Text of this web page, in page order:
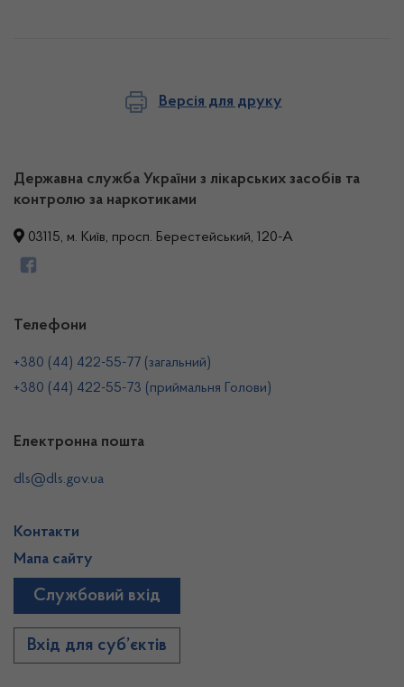
Версія для друку
Державна служба України з лікарських засобів та
контролю за наркотиками
03115, м. Київ, просп. Берестейський, 120-А
Телефони
+380 (44) 422-55-77 (загальний)
+380 (44) 422-55-73 (приймальня Голови)
Електронна пошта
dls@dls.gov.ua
Контакти
Мапа сайту
Службовий вхід
Вхід для суб’єктів